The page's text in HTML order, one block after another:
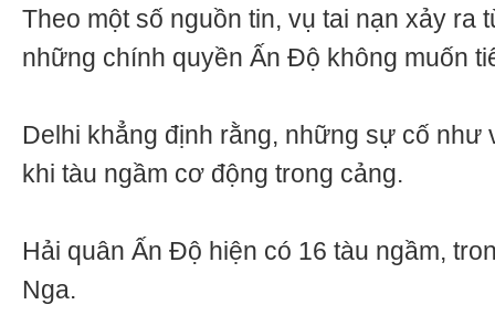
Theo một số nguồn tin, vụ tai nạn xảy ra
những chính quyền Ấn Độ không muốn
Delhi khẳng định rằng, những sự cố như
khi tàu ngầm cơ động trong cảng.
Hải quân Ấn Độ hiện có 16 tàu ngầm,
Nga.